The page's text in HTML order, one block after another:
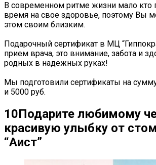
В современном ритме жизни мало кто
время на свое здоровье, поэтому Вы
этом своим близким.
Подарочный сертификат в МЦ
прием врача, это внимание, забота и
родных в надежных руках!
Мы подготовили сертификаты на
и 5000 руб.
10Подарите любимому
красивую улыбку от
“Аист”